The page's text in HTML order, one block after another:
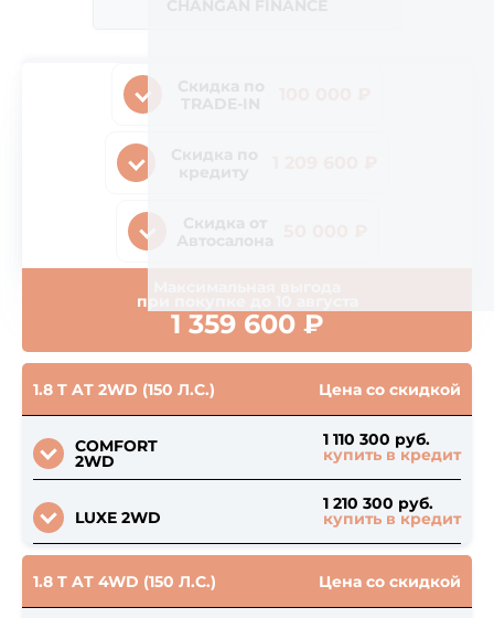
при покупке до
1 359 600 ₽
1.8 T AT 2WD (150 Л.С.) Цена со скидкой
COMFORT
2WD
1 110 300 руб.
купить в кредит
LUXE 2WD
1 210 300 руб.
купить в кредит
1.8 T AT 4WD (150 Л.С.) Цена со скидкой